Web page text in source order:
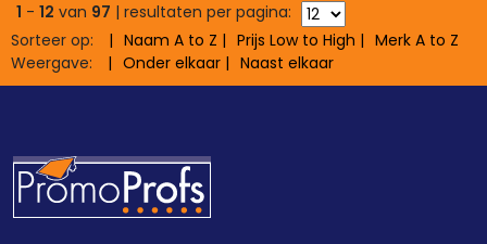
1 - 12 van 97 | resultaten per pagina:
Sorteer op:
Naam A to Z Prijs Low to High Merk A to Z
Weergave:
Onder elkaar Naast elkaar